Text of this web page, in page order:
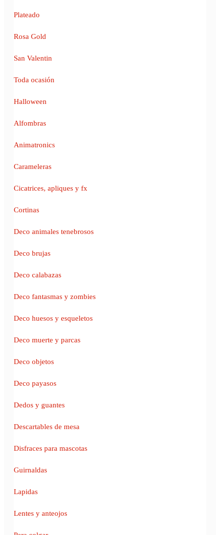
Plateado
Rosa Gold
San Valentin
Toda ocasión
Halloween
Alfombras
Animatronics
Carameleras
Cicatrices, apliques y fx
Cortinas
Deco animales tenebrosos
Deco brujas
Deco calabazas
Deco fantasmas y zombies
Deco huesos y esqueletos
Deco muerte y parcas
Deco objetos
Deco payasos
Dedos y guantes
Descartables de mesa
Disfraces para mascotas
Guirnaldas
Lapidas
Lentes y anteojos